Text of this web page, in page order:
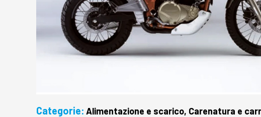
Categorie: Alimentazione e scarico, Carenatura e